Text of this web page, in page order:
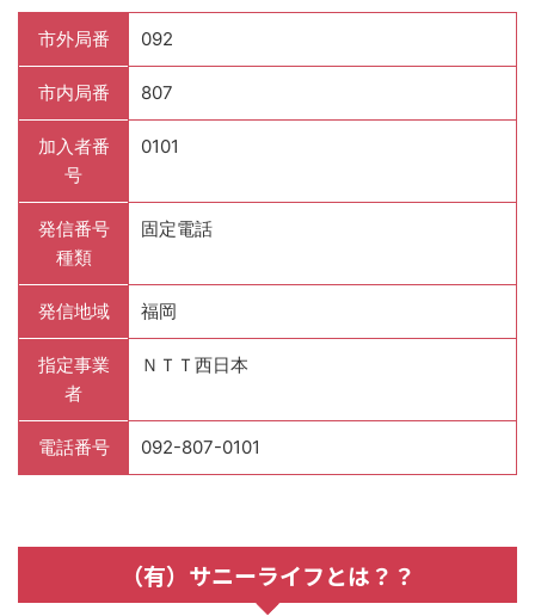
市外局番 092
市内局番 807
加入者番
号
0101
発信番号
種類
固定電話
発信地域 福岡
指定事業
者
ＮＴＴ西日本
電話番号 092-807-0101
（有）サニーライフとは？？